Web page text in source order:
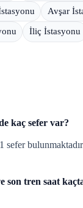
Avşar
İliç İstasyonu
kaç sefer var?
sefer
son tren saat